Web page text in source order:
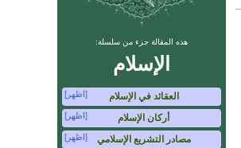
هذه المقالة جزء من سلسلة:
الإسلام
العقائد في الإسلام [اظهر]
أركان الإسلام [اظهر]
مصادر التشريع الإسلامي [اظهر]